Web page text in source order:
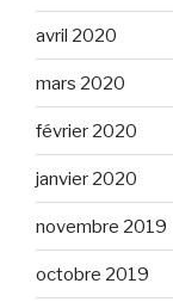
avril 2020
mars 2020
février 2020
janvier 2020
novembre 2019
octobre 2019